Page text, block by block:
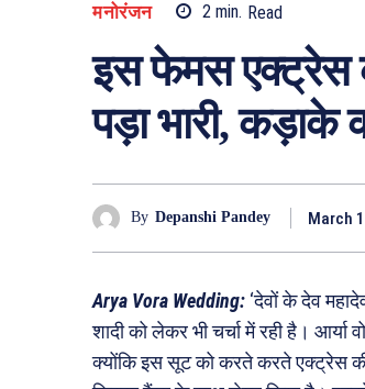
मनोरंजन 2min. Read
इस फेमस एक्ट्रेस
पड़ा भारी,
By Depanshi Pandey March
Arya Vora Wedding: ‘देवों के देव
शादी को लेकर भी चर्चा में रही है। आर्या
क्योंकि इस सूट को करते करते एक्ट्रेस की